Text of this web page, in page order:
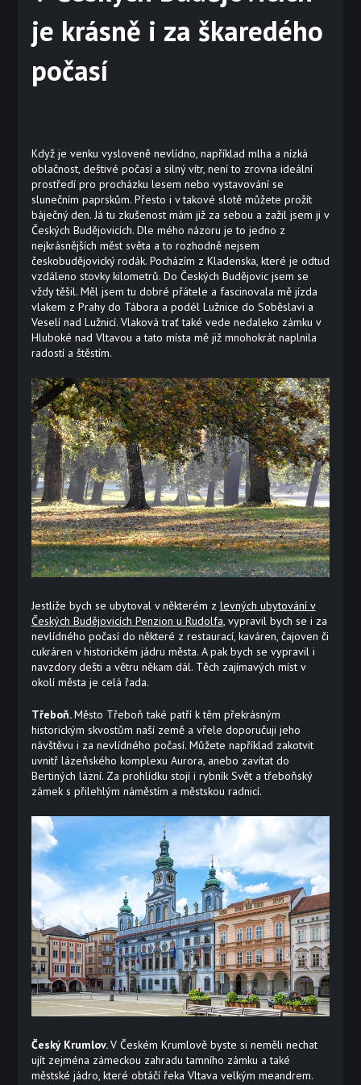
je krásně i za škaredého
počasí
Když je venku vysloveně nevlídno, například mlha a nízká
oblačnost, deštivé počasí a silný vítr, není to zrovna ideální
prostředí pro procházku lesem nebo vystavování se
slunečním paprskům. Přesto i v takové slotě můžete prožít
báječný den. Já tu zkušenost mám již za sebou a zažil jsem ji v
Českých Budějovicích. Dle mého názoru je to jedno z
nejkrásnějších měst světa a to rozhodně nejsem
českobudějovický rodák. Pocházím z Kladenska, které je odtud
vzdáleno stovky kilometrů. Do Českých Budějovic jsem se
vždy těšil. Měl jsem tu dobré přátele a fascinovala mě jízda
vlakem z Prahy do Tábora a podél Lužnice do Soběslavi a
Veselí nad Lužnicí. Vlaková trať také vede nedaleko zámku v
Hluboké nad Vltavou a tato místa mě již mnohokrát naplnila
radostí a štěstím.
Jestliže bych se ubytoval v některém z levných ubytování v
Českých Budějovicích Penzion u Rudolfa, vypravil bych se i za
nevlídného počasí do některé z restaurací, kaváren, čajoven či
cukráren v historickém jádru města. A pak bych se vypravil i
navzdory dešti a větru někam dál. Těch zajímavých míst v
okolí města je celá řada.
Třeboň.Město Třeboň také patří k těm překrásným
historickým skvostům naší země a vřele doporučuji jeho
návštěvu i za nevlídného počasí. Můžete například zakotvit
uvnitř lázeňského komplexu Aurora, anebo zavítat do
Bertiných lázní. Za prohlídku stojí i rybník Svět a třeboňský
zámek s přilehlým náměstím a městskou radnicí.
Český Krumlov.V Českém Krumlově byste si neměli nechat
ujít zejména zámeckou zahradu tamního zámku a také
městské jádro, které obtáčí řeka Vltava velkým meandrem.